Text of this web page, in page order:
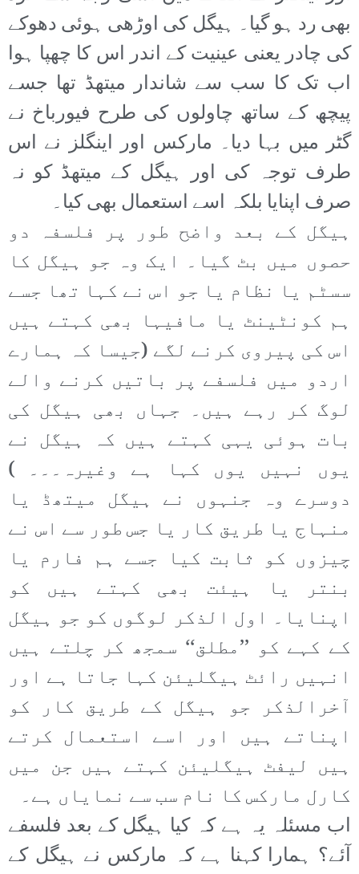
بھی رد ہو گیا۔ ہیگل کی اوڑھی ہوئی دھوکے
کی چادر یعنی عینیت کے اندر اس کا چھپا ہوا
اب تک کا سب سے شاندار میتھڈ تھا جسے
پیچھ کے ساتھ چاولوں کی طرح فیورباخ نے
گٹر میں بہا دیا۔ مارکس اور اینگلز نے اس
طرف توجہ کی اور ہیگل کے میتھڈ کو نہ
صرف اپنایا بلکہ اسے استعمال بھی کیا۔
ہیگل کے بعد واضح طور پر فلسفہ دو
حصوں میں بٹ گیا۔ ایک وہ جو ہیگل کا
سسٹم یا نظام یا جو اس نے کہا تھا جسے
ہم کونٹینٹ یا مافیہا بھی کہتے ہیں
اس کی پیروی کرنے لگے (جیسا کہ ہمارے
اردو میں فلسفے پر باتیں کرنے والے
لوگ کر رہے ہیں۔ جہاں بھی ہیگل کی
بات ہوئی یہی کہتے ہیں کہ ہیگل نے
یوں نہیں یوں کہا ہے وغیرہ۔۔۔ )
دوسرے وہ جنہوں نے ہیگل میتھڈ یا
منہاج یا طریق کار یا جس طور سے اس نے
چیزوں کو ثابت کیا جسے ہم فارم یا
بنتر یا ہیئت بھی کہتے ہیں کو
اپنایا۔ اول الذکر لوگوں کو جو ہیگل
کے کہے کو ’’مطلق‘‘ سمجھ کر چلتے ہیں
انہیں رائٹ ہیگلیئن کہا جاتا ہے اور
آخرالذکر جو ہیگل کے طریق کار کو
اپناتے ہیں اور اسے استعمال کرتے
ہیں لیفٹ ہیگلیئن کہتے ہیں جن میں
کارل مارکس کا نام سب سے نمایاں ہے۔
اب مسئلہ یہ ہے کہ کیا ہیگل کے بعد فلسفے
آئے؟ ہمارا کہنا ہے کہ مارکس نے ہیگل کے